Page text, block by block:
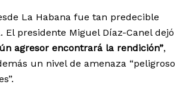
La Habana fue tan predecible
El presidente Miguel Díaz-Canel dejó
agresor encontrará la rendición”,
un nivel de amenaza “peligroso